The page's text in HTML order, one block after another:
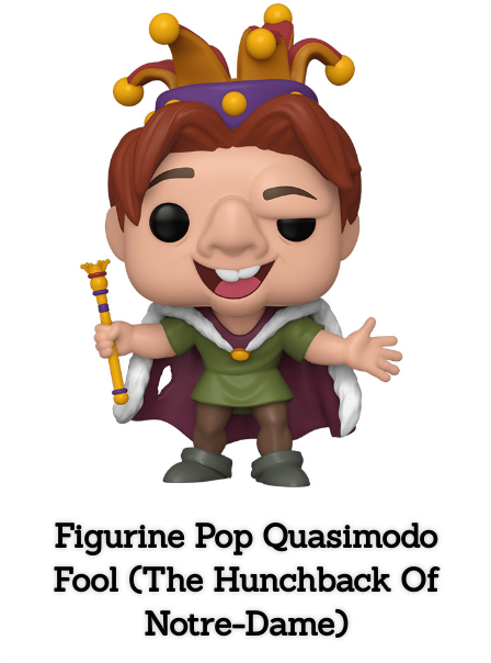
Figurine Pop Quasimodo
Fool (The Hunchback Of
Notre-Dame)